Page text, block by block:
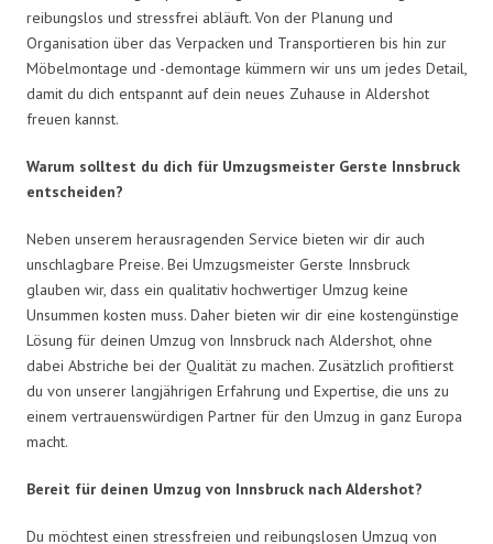
reibungslos und stressfrei abläuft. Von der Planung und
Organisation über das Verpacken und Transportieren bis hin zur
Möbelmontage und -demontage kümmern wir uns um jedes Detail,
damit du dich entspannt auf dein neues Zuhause in Aldershot
freuen kannst.
Warum solltest du dich für Umzugsmeister Gerste Innsbruck
entscheiden?
Neben unserem herausragenden Service bieten wir dir auch
unschlagbare Preise. Bei Umzugsmeister Gerste Innsbruck
glauben wir, dass ein qualitativ hochwertiger Umzug keine
Unsummen kosten muss. Daher bieten wir dir eine kostengünstige
Lösung für deinen Umzug von Innsbruck nach Aldershot, ohne
dabei Abstriche bei der Qualität zu machen. Zusätzlich profitierst
du von unserer langjährigen Erfahrung und Expertise, die uns zu
einem vertrauenswürdigen Partner für den Umzug in ganz Europa
macht.
Bereit für deinen Umzug von Innsbruck nach Aldershot?
Du möchtest einen stressfreien und reibungslosen Umzug von